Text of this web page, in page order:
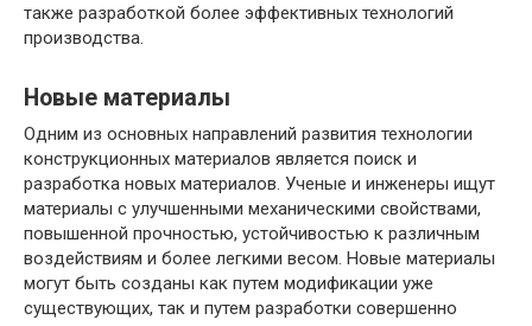
также разработкой более эффективных технологий
производства.
Новые материалы
Одним из основных направлений развития технологии
конструкционных материалов является поиск и
разработка новых материалов. Ученые и инженеры ищут
материалы с улучшенными механическими свойствами,
повышенной прочностью, устойчивостью к различным
воздействиям и более легкими весом. Новые материалы
могут быть созданы как путем модификации уже
существующих, так и путем разработки совершенно